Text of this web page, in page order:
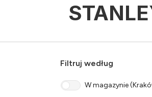
Filtruj według
W magazynie